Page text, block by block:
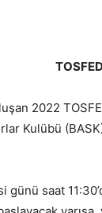
2022
Kulübü
günü saat